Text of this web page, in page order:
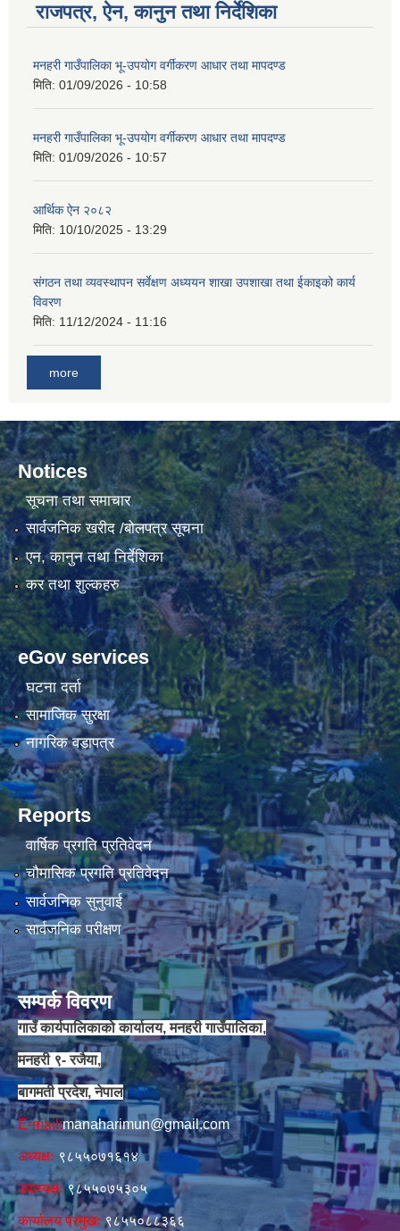
राजपत्र, ऐन, कानुन तथा निर्देशिका
मनहरी गाउँपालिका भू-उपयोग वर्गीकरण आधार तथा मापदण्ड
मिति: 01/09/2026 - 10:58
मनहरी गाउँपालिका भू-उपयोग वर्गीकरण आधार तथा मापदण्ड
मिति: 01/09/2026 - 10:57
आर्थिक ऐन २०८२
मिति: 10/10/2025 - 13:29
संगठन तथा व्यवस्थापन सर्वेक्षण अध्ययन शाखा उपशाखा तथा ईकाइको कार्य
विवरण
मिति: 11/12/2024 - 11:16
more
Notices
सूचना तथा समाचार
सार्वजनिक खरीद /बोलपत्र सूचना
एन, कानुन तथा निर्देशिका
कर तथा शुल्कहरु
eGov services
घटना दर्ता
सामाजिक सुरक्षा
नागरिक वडापत्र
Reports
वार्षिक प्रगति प्रतिवेदन
चौमासिक प्रगति प्रतिवेदन
सार्वजनिक सुनुवाई
सार्वजनिक परीक्षण
सम्पर्क विवरण
गाउँ कार्यपालिकाको कार्यालय, मनहरी गाउँपालिका,
मनहरी ९- रजैया,
बागमती प्रदेश, नेपाल
E-mail:manaharimun@gmail.com
अध्यक्षः ९८५५०७१६१४
उपाध्यक्षः९८५५०७५३०५
कार्यालय प्रमुखः ९८५५०८८३६६